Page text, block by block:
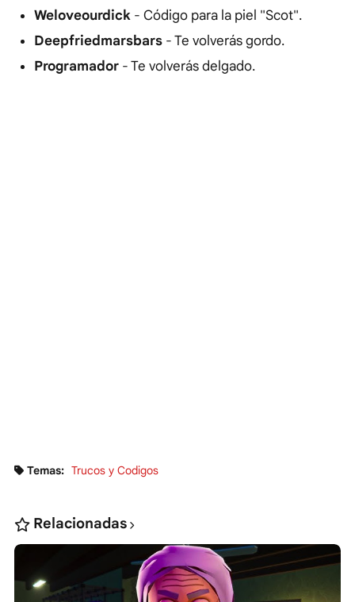
Weloveourdick - Código para la piel "Scot".
Deepfriedmarsbars - Te volverás gordo.
Programador - Te volverás delgado.
Temas: Trucos y Codigos
Relacionadas